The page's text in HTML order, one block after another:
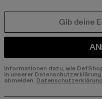
Informationen dazu, wie
in unserer
abmelden.